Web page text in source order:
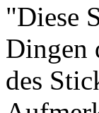
"Diese
Dingen
des